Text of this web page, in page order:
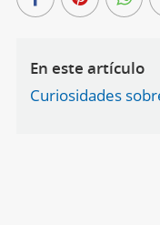
En este artículo
Curiosidades